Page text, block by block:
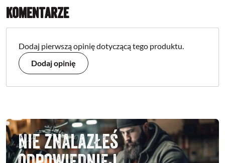
Komentarze
Dodaj pierwszą opinię dotyczącą tego produktu.
Dodaj opinię
Nie znalazłeś